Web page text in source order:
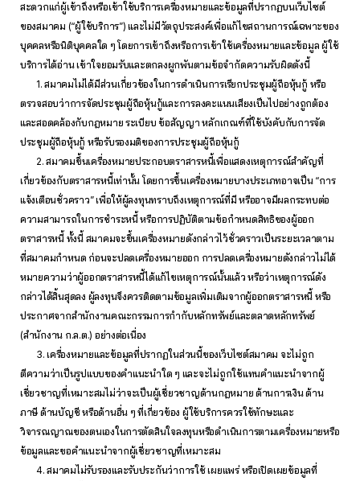
สะดวกแก่ผู้เข้าถึงหรือเข้าใช้บริการเครื่องหมายและข้อมูลที่ปรากฏบนเว็บไซต์
ของสมาคม (“ผู้ใช้บริการ”) และไม่มีวัตถุประสงค์เพื่อแก้ไขสถานการณ์เฉพาะของ
บุคคลหรือนิติบุคคลใด ๆ โดยการเข้าถึงหรือการเข้าใช้เครื่องหมายและข้อมูล ผู้ใช้
บริการได้อ่าน เข้าใจยอมรับและตกลงผูกพันตามข้อจำกัดความรับผิดดังนี้
1. สมาคมไม่ได้มีส่วนเกี่ยวข้องในการดำเนินการเรียกประชุมผู้ถือหุ้นกู้ หรือ
ตรวจสอบว่าการจัดประชุมผู้ถือหุ้นกู้และการลงคะแนนเสียงเป็นไปอย่างถูกต้อง
และสอดคล้องกับกฎหมาย ระเบียบ ข้อสัญญา หลักเกณฑ์ที่ใช้บังคับกับการจัด
ประชุมผู้ถือหุ้นกู้ หรือรับรองมติของการประชุมผู้ถือหุ้นกู้
2. สมาคมขึ้นเครื่องหมายประกอบตราสารหนี้เพื่อแสดงเหตุการณ์สำคัญที่
เกี่ยวข้องกับตราสารหนี้เท่านั้น โดยการขึ้นเครื่องหมายบางประเภทอาจเป็น “การ
แจ้งเตือนชั่วคราว” เพื่อให้ผู้ลงทุนทราบถึงเหตุการณ์ที่มี หรืออาจมีผลกระทบต่อ
ความสามารถในการชำระหนี้ หรือการปฏิบัติตามข้อกำหนดสิทธิของผู้ออก
ตราสารหนี้ ทั้งนี้ สมาคมจะขึ้นเครื่องหมายดังกล่าวไว้ชั่วคราวเป็นระยะเวลาตาม
ที่สมาคมกำหนด ก่อนจะปลดเครื่องหมายออก การปลดเครื่องหมายดังกล่าวไม่ได้
หมายความว่าผู้ออกตราสารหนี้ได้แก้ไขเหตุการณ์นั้นแล้ว หรือว่าเหตุการณ์ดัง
กล่าวได้สิ้นสุดลง ผู้ลงทุนจึงควรติดตามข้อมูลเพิ่มเติมจากผู้ออกตราสารหนี้ หรือ
ประกาศจากสำนักงานคณะกรรมการกำกับหลักทรัพย์และตลาดหลักทรัพย์
(สำนักงาน ก.ล.ต.) อย่างต่อเนื่อง
3. เครื่องหมายและข้อมูลที่ปรากฏในส่วนนี้ของเว็บไซต์สมาคม จะไม่ถูก
ตีความว่าเป็นรูปแบบของคำแนะนำใด ๆ และจะไม่ถูกใช้แทนคำแนะนำจากผู้
เชี่ยวชาญที่เหมาะสมไม่ว่าจะเป็นผู้เชี่ยวชาญด้านกฎหมาย ด้านการเงิน ด้าน
ภาษี ด้านบัญชี หรือด้านอื่น ๆ ที่เกี่ยวข้อง ผู้ใช้บริการควรใช้ทักษะและ
วิจารณญาณของตนเองในการตัดสินใจลงทุนหรือดำเนินการตามเครื่องหมายหรือ
ข้อมูลและขอคำแนะนำจากผู้เชี่ยวชาญที่เหมาะสม
4. สมาคมไม่รับรองและรับประกันว่าการใช้ เผยแพร่ หรือเปิดเผยข้อมูลที่